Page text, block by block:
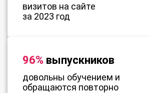
визитов на сайте
за 2023 год
96% выпускников
довольны обучением и
обращаются повторно